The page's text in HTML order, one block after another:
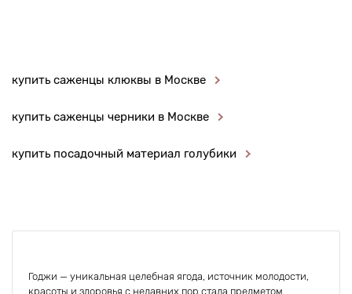
купить саженцы клюквы в Москве
купить саженцы черники в Москве
купить посадочный материал голубики
Годжи — уникальная целебная ягода, источник молодости,
красоты и здоровья с недавних пор стала предметом